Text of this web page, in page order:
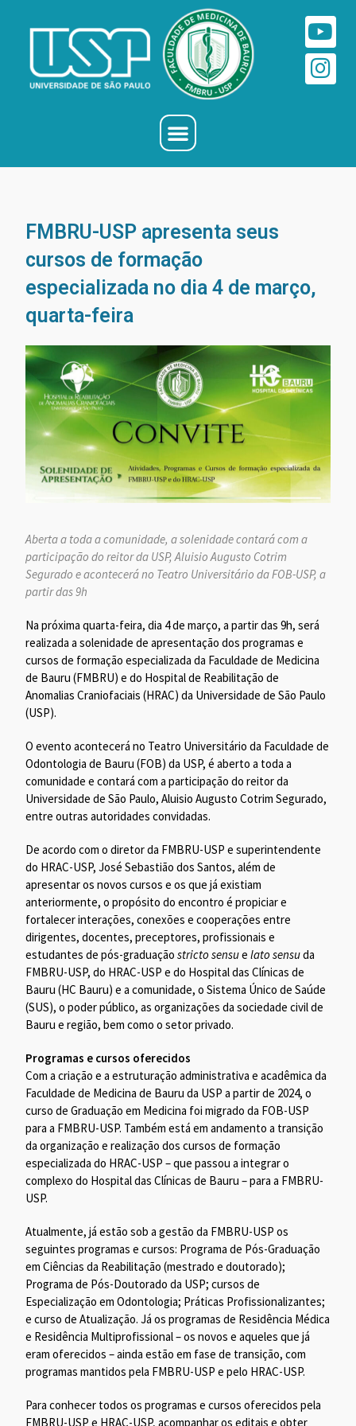
FMBRU-USP apresenta seus
cursos de formação
especializada no dia 4 de março,
quarta-feira
Aberta a toda a comunidade, a solenidade contará com a
participação do reitor da USP, Aluisio Augusto Cotrim
Segurado e acontecerá no Teatro Universitário da FOB-USP, a
partir das 9h
Na próxima quarta-feira, dia 4 de março, a partir das 9h, será
realizada a solenidade de apresentação dos programas e
cursos de formação especializada da Faculdade de Medicina
de Bauru (FMBRU) e do Hospital de Reabilitação de
Anomalias Craniofaciais (HRAC) da Universidade de São Paulo
(USP).
O evento acontecerá no Teatro Universitário da Faculdade de
Odontologia de Bauru (FOB) da USP, é aberto a toda a
comunidade e contará com a participação do reitor da
Universidade de São Paulo, Aluisio Augusto Cotrim Segurado,
entre outras autoridades convidadas.
De acordo com o diretor da FMBRU-USP e superintendente
do HRAC-USP, José Sebastião dos Santos, além de
apresentar os novos cursos e os que já existiam
anteriormente, o propósito do encontro é propiciar e
fortalecer interações, conexões e cooperações entre
dirigentes, docentes, preceptores, profissionais e
estudantes de pós-graduaçãostricto sensuelato sensuda
FMBRU-USP, do HRAC-USP e do Hospital das Clínicas de
Bauru (HC Bauru) e a comunidade, o Sistema Único de Saúde
(SUS), o poder público, as organizações da sociedade civil de
Bauru e região, bem como o setor privado.
Programas e cursos oferecidos
Com a criação e a estruturação administrativa e acadêmica da
Faculdade de Medicina de Bauru da USP a partir de 2024, o
curso de Graduação em Medicina foi migrado da FOB-USP
para a FMBRU-USP. Também está em andamento a transição
da organização e realização dos cursos de formação
especializada do HRAC-USP – que passou a integrar o
complexo do Hospital das Clínicas de Bauru – para a FMBRU-
USP.
Atualmente, já estão sob a gestão da FMBRU-USP os
seguintes programas e cursos: Programa de Pós-Graduação
em Ciências da Reabilitação (mestrado e doutorado);
Programa de Pós-Doutorado da USP; cursos de
Especialização em Odontologia; Práticas Profissionalizantes;
e curso de Atualização. Já os programas de Residência Médica
e Residência Multiprofissional – os novos e aqueles que já
eram oferecidos – ainda estão em fase de transição, com
programas mantidos pela FMBRU-USP e pelo HRAC-USP.
Para conhecer todos os programas e cursos oferecidos pela
FMBRU-USP e HRAC-USP, acompanhar os editais e obter